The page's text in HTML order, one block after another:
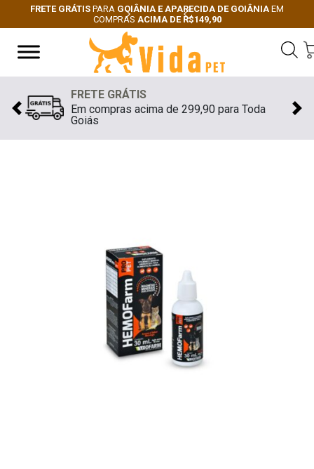
FRETE GRÁTIS PARA GOIÂNIA E APARECIDA DE GOIÂNIA EM
COMPRAS ACIMA DE R$149,90
Previous
Next
FRETE GRÁTIS
Em compras acima de 299,90 para Toda
Goiás
Previous